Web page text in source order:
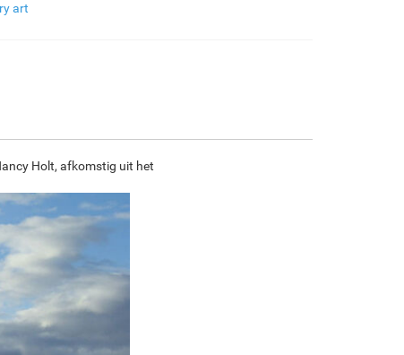
F2833-204
€103.16
art
Holt, afkomstig uit het